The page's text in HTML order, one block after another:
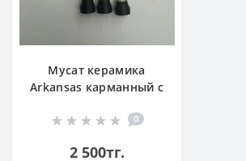
Мусат керамика
Arkansas карманный с
колпачками0
2 500тг.